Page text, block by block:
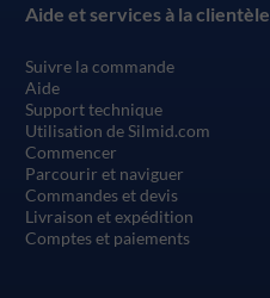
Aide et services à la clientèle
Suivre la commande
Aide
Support technique
Utilisation de Silmid.com
Commencer
Parcourir et naviguer
Commandes et devis
Livraison et expédition
Comptes et paiements